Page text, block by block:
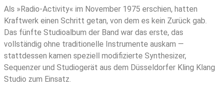
(50th
Anniversary
Edition)
Menge
Als »Radio-Activity« im November 1975 erschien, hatten
Kraftwerk einen Schritt getan, von dem es kein Zurück gab.
Das fünfte Studioalbum der Band war das erste, das
vollständig ohne traditionelle Instrumente auskam —
stattdessen kamen speziell modifizierte Synthesizer,
Sequenzer und Studiogerät aus dem Düsseldorfer Kling Klang
Studio zum Einsatz.